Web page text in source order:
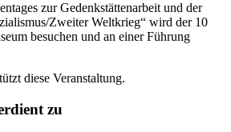
zur Gedenkstättenarbeit und der
Zweiter Weltkrieg“ wird der 10
besuchen und an einer Führung
diese Veranstaltung.
zu